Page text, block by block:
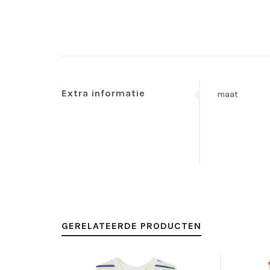
Extra informatie maat
GERELATEERDE PRODUCTEN